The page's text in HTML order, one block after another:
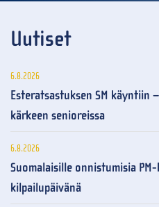
Uutiset
6.8.2026
Esteratsastuksen SM käyntiin
kärkeen senioreissa
6.8.2026
Suomalaisille onnistumisia
kilpailupäivänä